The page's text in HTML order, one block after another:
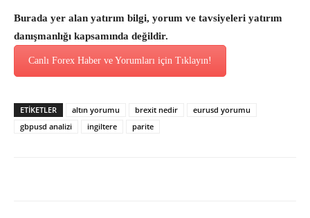
Burada yer alan yatırım bilgi, yorum ve tavsiyeleri yatırım
danışmanlığı kapsamında değildir.
Canlı Forex Haber ve Yorumları için Tıklayın!
ETİKETLER altın yorumu brexit nedir
eurusd yorumu
gbpusd analizi
ingiltere parite